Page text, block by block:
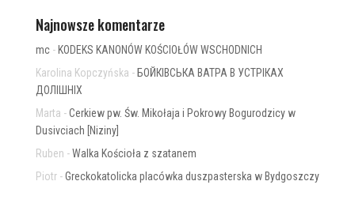
Najnowsze komentarze
mc- KODEKS KANONÓW KOŚCIOŁÓW WSCHODNICH
Karolina Kopczyńska - БОЙКІВСЬКА ВАТРА В УСТРІКАХ
ДОЛІШНІХ
Marta -Cerkiew pw. Św. Mikołaja i Pokrowy Bogurodzicy w
Dusivciach [Niziny]
Ruben -Walka Kościoła z szatanem
Piotr-Greckokatolicka placówka duszpasterska w Bydgoszczy